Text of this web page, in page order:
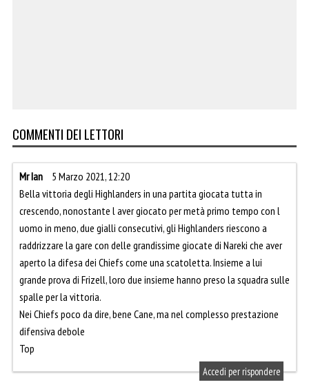
COMMENTI DEI LETTORI
Mr Ian
5 Marzo 2021, 12:20
Bella vittoria degli Highlanders in una partita giocata tutta in
crescendo, nonostante l aver giocato per metà primo tempo con l
uomo in meno, due gialli consecutivi, gli Highlanders riescono a
raddrizzare la gare con delle grandissime giocate di Nareki che aver
aperto la difesa dei Chiefs come una scatoletta. Insieme a lui
grande prova di Frizell, loro due insieme hanno preso la squadra sulle
spalle per la vittoria.
Nei Chiefs poco da dire, bene Cane, ma nel complesso prestazione
difensiva debole
Top
Accedi per rispondere